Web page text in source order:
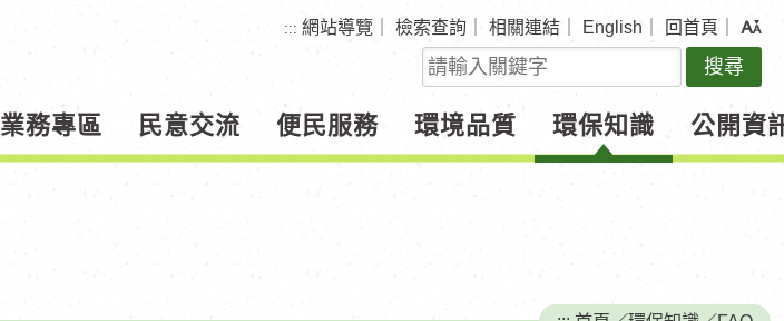
::: 網站導覽 檢索查詢 相關連結 English 回首頁
關
鍵
字
查
詢
業務專區 民意交流 便民服務 環境品質 環保知識 公開資